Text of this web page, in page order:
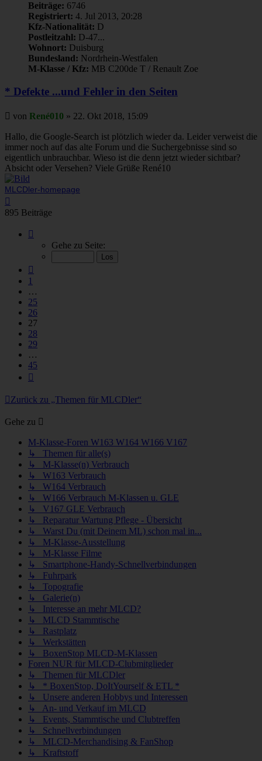
Beiträge: 6746
Registriert: 4. Jul 2013, 20:28
Kfz-Nationalität: D
Postleitzahl: D-47...
Wohnort: Duisburg
Bundesland: Nordrhein-Westfalen
M-Klasse / Kfz: MB C200de T / Renault Zoe
* Defekte ...und Fehler in den Seiten
Beitrag
von René010 » 22. Okt 2018, 15:09
Hallo, die Google-Search ist plötzlich wieder da. Leider verweist die
immer noch auf das alte Forum und die Suchergebnisse sind so
eigentlich unbrauchbar. Wieso ist die denn jetzt wieder sichtbar?
Absicht oder Versehen? Viele Grüße René10
MLCDler-homepage
oben
895 Beiträge
27
Gehe zu Seite:
1
…
25
26
27
28
29
…
45
Zurück zu „Themen für MLCDler“
Gehe zu
M-Klasse-Foren W163 W164 W166 V167
↳ Themen für alle(s)
↳ M-Klasse(n) Verbrauch
↳ W163 Verbrauch
↳ W164 Verbrauch
↳ W166 Verbrauch M-Klassen u. GLE
↳ V167 GLE Verbrauch
↳ Reparatur Wartung Pflege - Übersicht
↳ Warst Du (mit Deinem ML) schon mal in...
↳ M-Klasse-Ausstellung
↳ M-Klasse Filme
↳ Smartphone-Handy-Schnellverbindungen
↳ Fuhrpark
↳ Topografie
↳ Galerie(n)
↳ Interesse an mehr MLCD?
↳ MLCD Stammtische
↳ Rastplatz
↳ Werkstätten
↳ BoxenStop MLCD-M-Klassen
Foren NUR für MLCD-Clubmitglieder
↳ Themen für MLCDler
↳ * BoxenStop, DoItYourself & ETL *
↳ Unsere anderen Hobbys und Interessen
↳ An- und Verkauf im MLCD
↳ Events, Stammtische und Clubtreffen
↳ Schnellverbindungen
↳ MLCD-Merchandising & FanShop
↳ Kraftstoff